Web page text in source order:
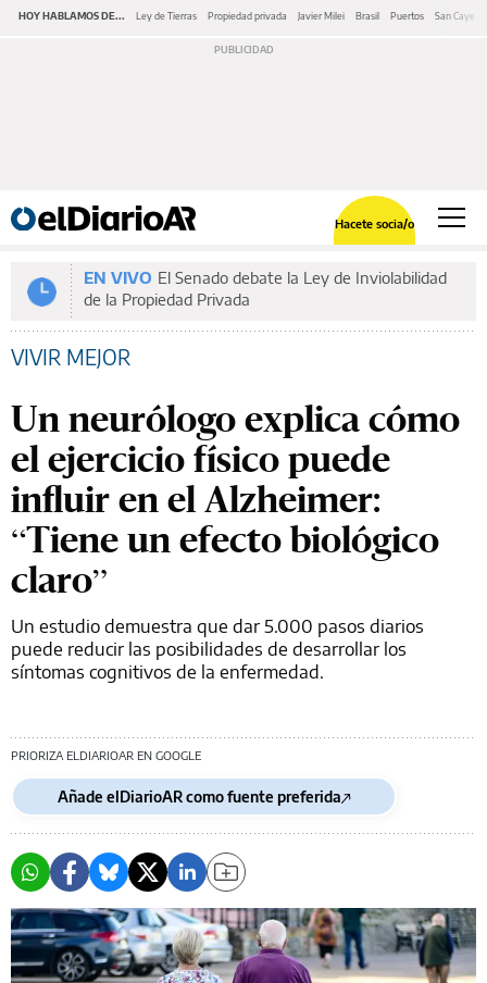
HOY HABLAMOS DE... Ley de Tierras Propiedad privada Javier Milei Brasil Puertos San
Hacete socia/o
EN VIVO El Senado debate la Ley de Inviolabilidad
de la Propiedad Privada
VIVIR MEJOR
Un neurólogo explica cómo
el ejercicio físico puede
influir en el Alzheimer:
“Tiene un efecto biológico
claro”
Un estudio demuestra que dar 5.000 pasos diarios
puede reducir las posibilidades de desarrollar los
síntomas cognitivos de la enfermedad.
PRIORIZA ELDIARIOAR EN GOOGLE
Añade elDiarioAR como fuente preferida